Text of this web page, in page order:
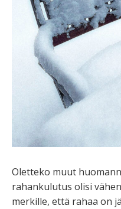
Oletteko muut
rahankulutus olisi
merkille, että rahaa on